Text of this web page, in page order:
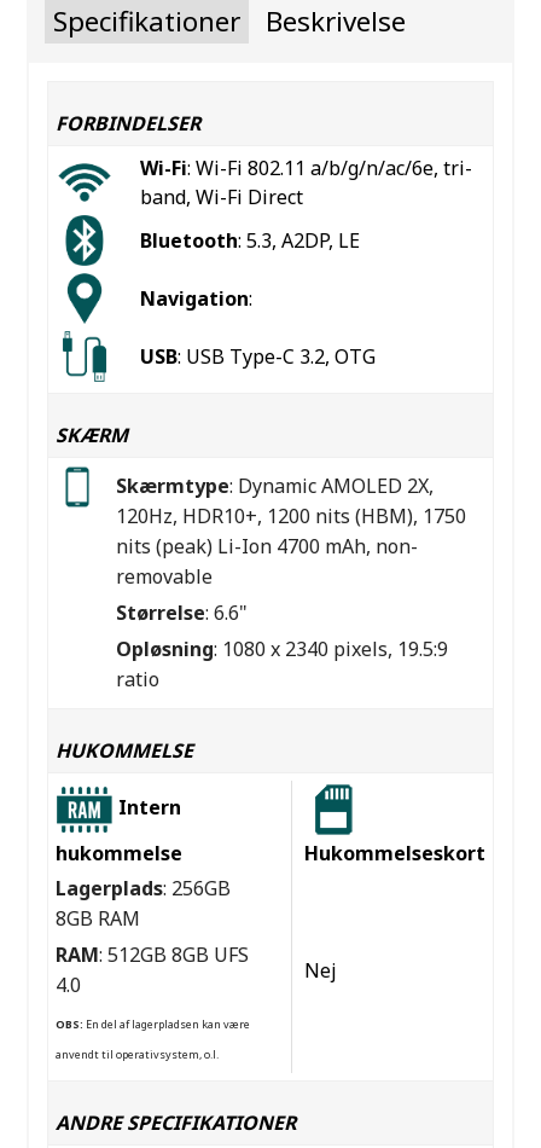
Specifikationer Beskrivelse
FORBINDELSER
Wi-Fi: Wi-Fi 802.11 a/b/g/n/ac/6e, tri-
band, Wi-Fi Direct
Bluetooth: 5.3, A2DP, LE
Navigation:
USB: USB Type-C 3.2, OTG
SKÆRM
Skærmtype: Dynamic AMOLED 2X,
120Hz, HDR10+, 1200 nits (HBM), 1750
nits (peak) Li-Ion 4700 mAh, non-
removable
Størrelse: 6.6"
Opløsning: 1080 x 2340 pixels, 19.5:9
ratio
HUKOMMELSE
Intern
hukommelse
Hukommelseskort
Lagerplads: 256GB
8GB RAM
RAM: 512GB 8GB UFS
4.0
OBS: En del af lagerpladsen kan være
anvendt til operativsystem, o.l.
Nej
ANDRE SPECIFIKATIONER